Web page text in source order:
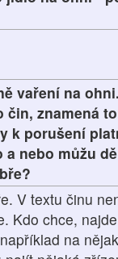
vaření na
čin, znamená
k porušení
a nebo můžu
V textu činu
Kdo chce,
na